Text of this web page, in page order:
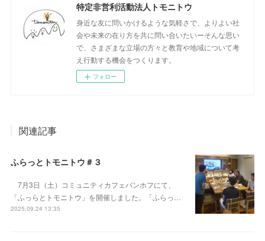
特定非営利活動法人トモニトウ
身近な友に問いかけるような気軽さで、よりよい社
会や未来の在り方を共に問い合いたいーそんな思い
で、さまざまな立場の方々と教育や地域について考
え行動する機会をつくります。
フォロー
関連記事
ふらっとトモニトウ＃３
7月3日（土）コミュニティカフェバンホフにて、
「ふっらとトモニトウ」を開催しました。「ふらっ…
2025.09.24 13:35